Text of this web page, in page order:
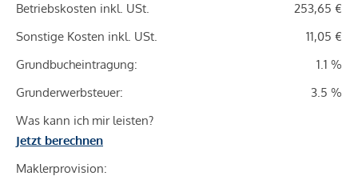
Betriebskosten inkl. USt.
253,65 €
Sonstige Kosten inkl. USt.
11,05 €
Grundbucheintragung:
1.1 %
Grunderwerbsteuer:
3.5 %
Was kann ich mir leisten?
Jetzt berechnen
Maklerprovision: